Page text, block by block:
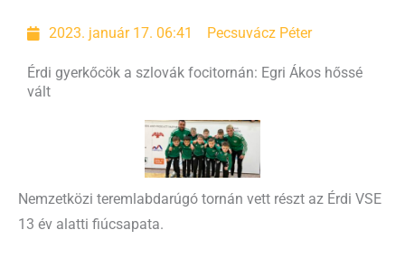
2023. január 17. 06:41 Pecsuvácz Péter
Érdi gyerkőcök a szlovák focitornán: Egri Ákos hőssé
vált
Nemzetközi teremlabdarúgó tornán vett részt az Érdi VSE
13 év alatti fiúcsapata.